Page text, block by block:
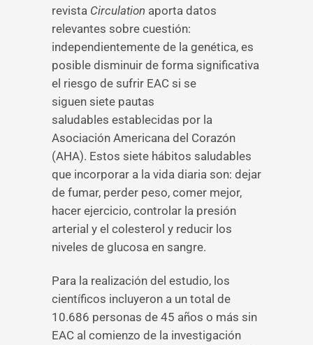
revista Circulation aporta datos
relevantes sobre cuestión:
independientemente de la genética, es
posible disminuir de forma significativa
el riesgo de sufrir EAC si se
siguen siete pautas
saludables establecidas por la
Asociación Americana del Corazón
(AHA). Estos siete hábitos saludables
que incorporar a la vida diaria son: dejar
de fumar, perder peso, comer mejor,
hacer ejercicio, controlar la presión
arterial y el colesterol y reducir los
niveles de glucosa en sangre.
Para la realización del estudio, los
científicos incluyeron a un total de
10.686 personas de 45 años o más sin
EAC al comienzo de la investigación